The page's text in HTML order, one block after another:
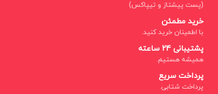
(پست پیشتاز و تیپاکس)
خرید مطمئن
با اطمینان خرید کنید.
پشتیبانی 24 ساعته
همیشه هستیم.
پرداخت سریع
پرداخت شتابی.